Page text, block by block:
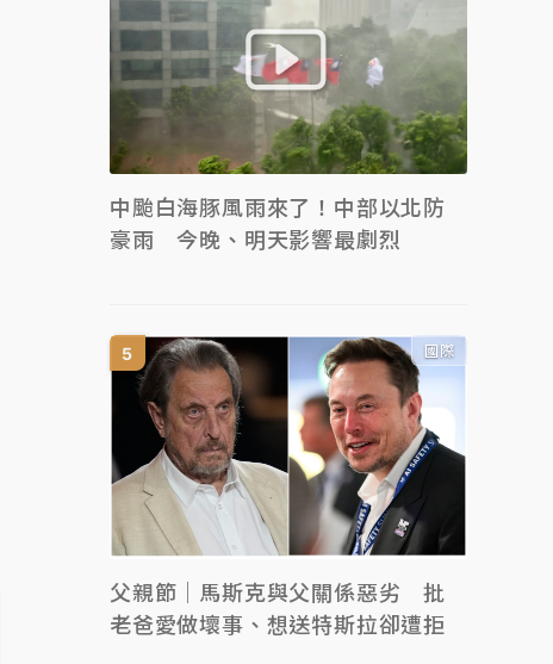
中颱白海豚風雨來了！中部以北防
豪雨 今晚、明天影響最劇烈
國際
父親節｜馬斯克與父關係惡劣 批
老爸愛做壞事、想送特斯拉卻遭拒